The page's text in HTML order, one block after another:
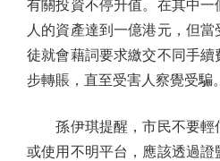
有關投資不停升值。在其中
人的資產達到一億港元，但
徒就會藉詞要求繳交不同手
步轉賬，直至受害人察覺受騙。
孫伊琪提醒，市民不要輕
或使用不明平台，應該透過